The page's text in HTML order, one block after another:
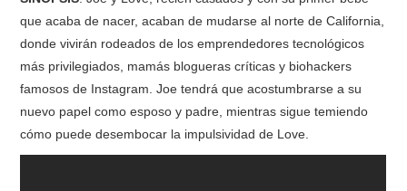
que acaba de nacer, acaban de mudarse al norte de California,
donde vivirán rodeados de los emprendedores tecnológicos
más privilegiados, mamás blogueras críticas y biohackers
famosos de Instagram. Joe tendrá que acostumbrarse a su
nuevo papel como esposo y padre, mientras sigue temiendo
cómo puede desembocar la impulsividad de Love.